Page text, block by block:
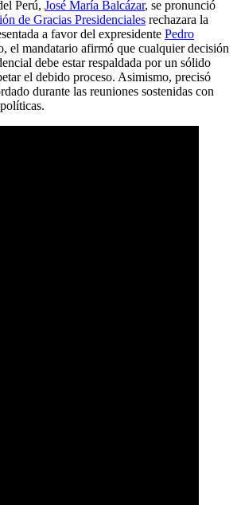
Perú, José María Balcázar, se pronunció
de Gracias Presidenciales rechazara la
a favor del expresidente Pedro
el mandatario afirmó que cualquier decisión
debe estar respaldada por un sólido
el debido proceso. Asimismo, precisó
durante las reuniones sostenidas con